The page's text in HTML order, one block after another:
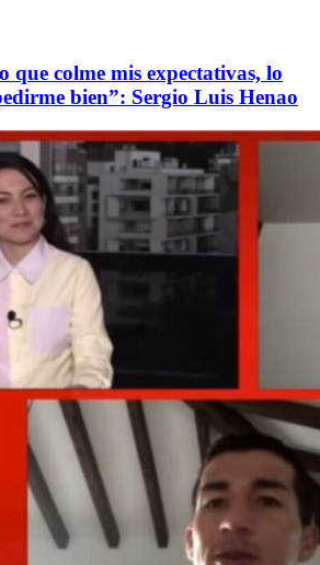
que colme mis expectativas, lo
bien”: Sergio Luis Henao